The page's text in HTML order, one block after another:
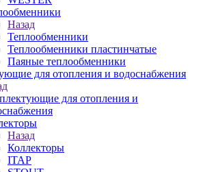
Назад
Теплообменники
Теплообменники пластинчатые
Паяные теплообменники
для отопления и водоснабжения
для отопления и
Назад
Коллекторы
ITAP